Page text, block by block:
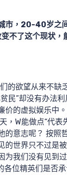
市，20-40岁之
不了这个现状
的欲望从来不缺
民”却没有办法
的虚拟娱乐中
W能做点“代表
意志呢？ 按照
的世界只不过是
我们没有见到
各位精英们是否